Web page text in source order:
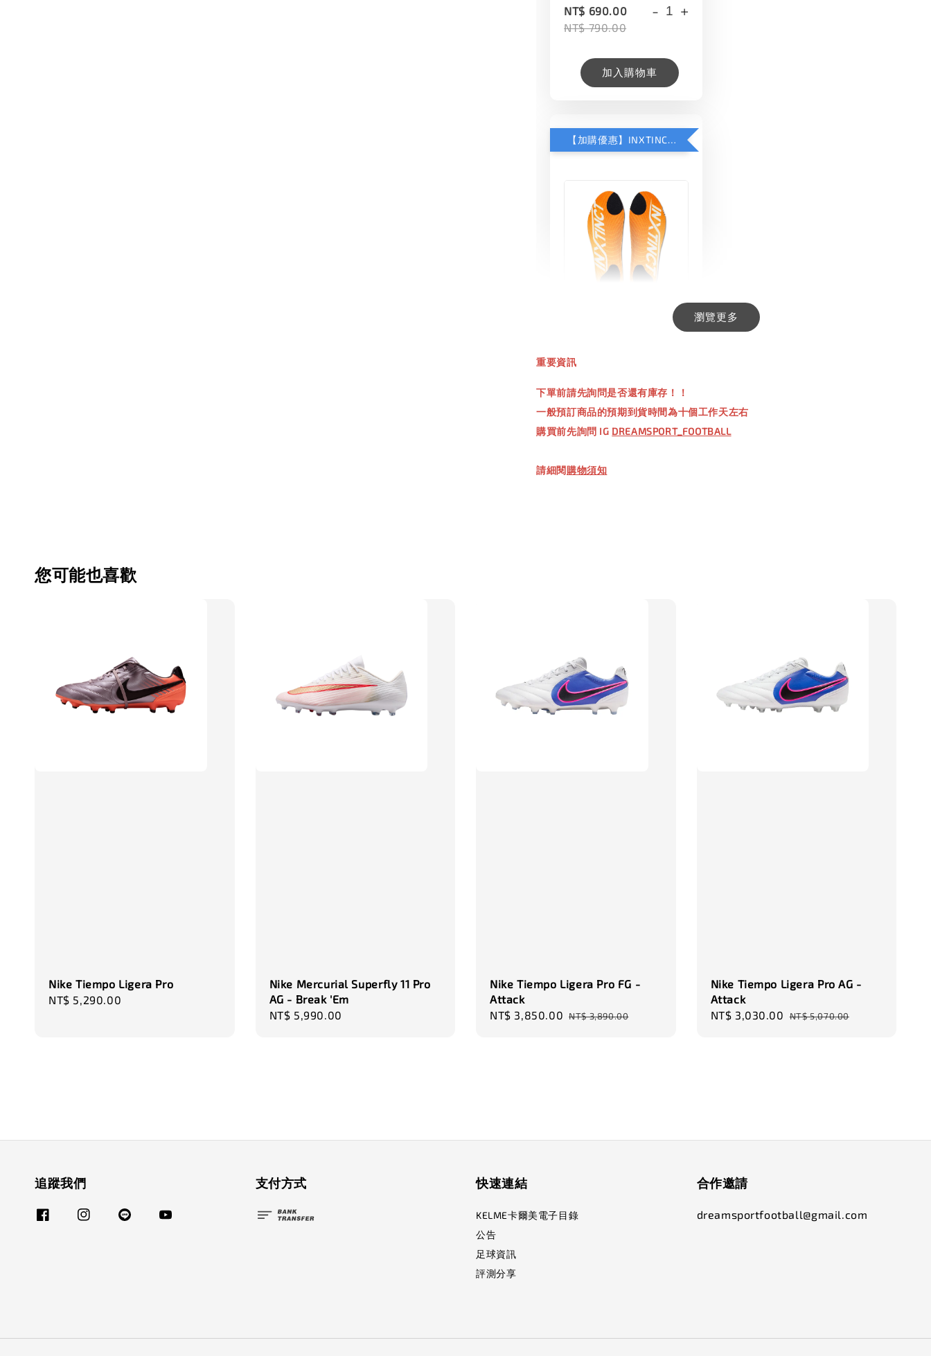
NT$ 690.00
NT$ 790.00
- +
加入購物車
【加購優惠】INXTINCT 生活日用鞋墊
INXTINCT 生活日用
NT$ 660.00
TWG 防滑襪 V2 TWG 防滑襪
TWG 防滑襪 小童
6-10歲
瀏覽更多
重要資訊
下單前請先詢問是否還有庫存！！
一般預訂商品的預期到貨時間為十個工作天左右
購買前先詢問 IG DREAMSPORT_FOOTBALL
請細閱購物須知
您可能也喜歡
Nike Tiempo Ligera Pro
Regular
NT$ 5,290.00
Nike Mercurial Superfly 11 Pro
AG - Break 'Em
Regular
NT$ 5,990.00
Nike Tiempo Ligera Pro FG -
Attack
Sale
NT$ 3,850.00 Regular
NT$ 3,890.00
Nike Tiempo Ligera Pro AG -
Attack
Sale
NT$ 3,030.00 Regular
NT$ 5,070.00
追蹤我們 支付方式 快速連結
KELME卡爾美電子目錄
公告
足球資訊
評測分享
合作邀請
dreamsportfootball@gmail.com